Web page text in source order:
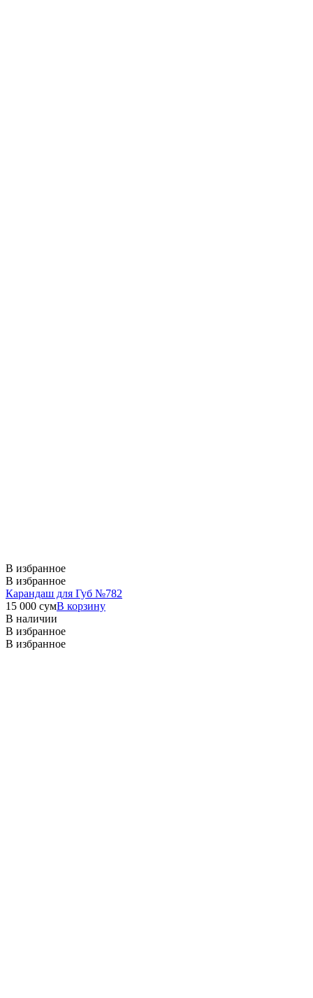
В избранное
В избранное
Карандаш для Губ №782
15 000 сумВ корзину
В наличии
В избранное
В избранное